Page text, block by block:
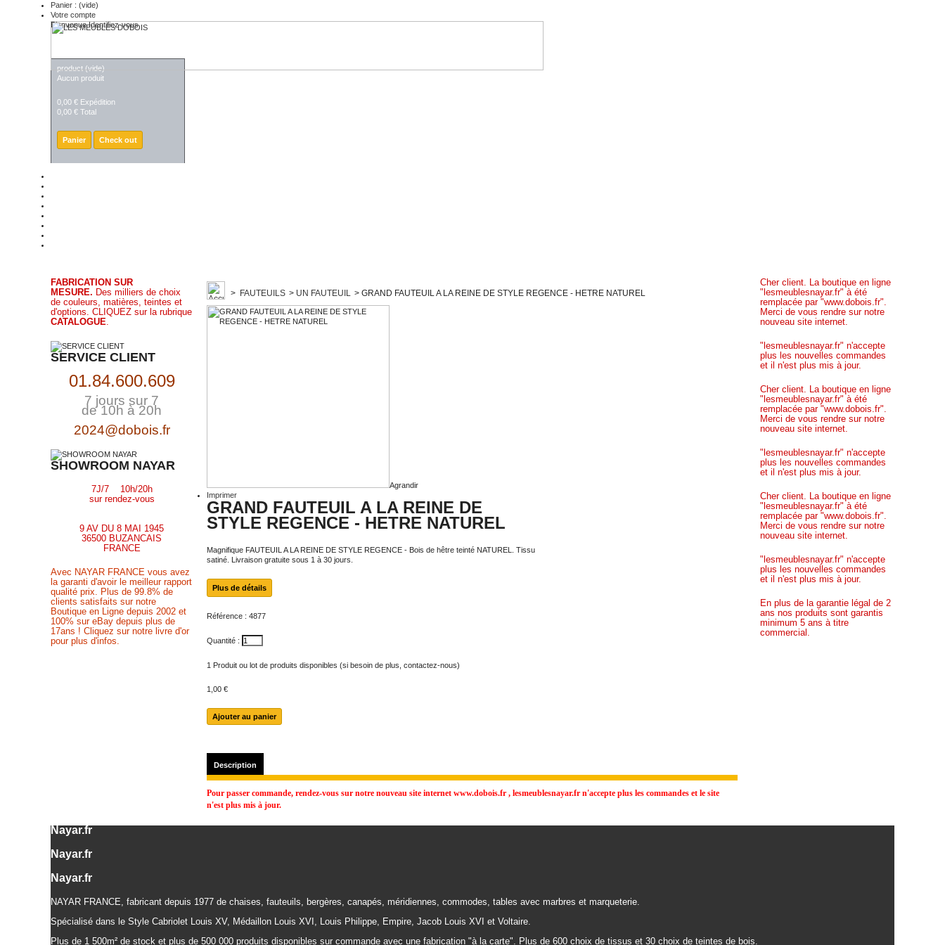
Panier : (vide)
Votre compte
BienvenueIdentifiez-vous
product (vide)
Aucun produit
0,00 € Expédition
0,00 € Total
Panier Check out
FABRICATION SUR
MESURE. Des milliers de choix
de couleurs, matières, teintes et
d'options. CLIQUEZ sur la rubrique
CATALOGUE
SERVICE CLIENT
01.84.600.609
7 jours sur 7
de 10h à 20h
2024@dobois.fr
SHOWROOM NAYAR
7J/7 10h/20h
sur rendez-vous
9 AV DU 8 MAI 1945
36500 BUZANCAIS
FRANCE
Avec NAYAR FRANCE vous avez
la garanti d'avoir le meilleur rapport
qualité prix. Plus de 99.8% de
clients satisfaits sur notre
Boutique en Ligne depuis 2002 et
100% sur eBay depuis plus de
17ans ! Cliquez sur notre livre d'or
pour plus d'infos.
> FAUTEUILS > UN FAUTEUIL > GRAND FAUTEUIL A LA REINE DE STYLE REGENCE - HETRE NATUREL
Agrandir
Imprimer
GRAND FAUTEUIL A LA REINE DE
STYLE REGENCE - HETRE NATUREL
Magnifique FAUTEUIL A LA REINE DE STYLE REGENCE - Bois de hêtre teinté NATUREL. Tissu
satiné. Livraison gratuite sous 1 à 30 jours.
Plus de détails
Référence : 4877
Quantité :
1 Produit ou lot de produits disponibles (si besoin de plus, contactez-nous)
1,00 €
Description
Pour passer commande, rendez-vous sur notre nouveau site internet www.dobois.fr , lesmeublesnayar.fr n'accepte plus les commandes et le site
n'est plus mis à jour.
Cher client. La boutique en ligne
"lesmeublesnayar.fr" à été
remplacée par "www.dobois.fr".
Merci de vous rendre sur notre
nouveau site internet.
"lesmeublesnayar.fr" n'accepte
plus les nouvelles commandes
et il n'est plus mis à jour.
Cher client. La boutique en ligne
"lesmeublesnayar.fr" à été
remplacée par "www.dobois.fr".
Merci de vous rendre sur notre
nouveau site internet.
"lesmeublesnayar.fr" n'accepte
plus les nouvelles commandes
et il n'est plus mis à jour.
Cher client. La boutique en ligne
"lesmeublesnayar.fr" à été
remplacée par "www.dobois.fr".
Merci de vous rendre sur notre
nouveau site internet.
"lesmeublesnayar.fr" n'accepte
plus les nouvelles commandes
et il n'est plus mis à jour.
En plus de la garantie légal de 2
ans nos produits sont garantis
minimum 5 ans à titre
commercial.
Nayar.fr
Nayar.fr
Nayar.fr
NAYAR FRANCE, fabricant depuis 1977 de chaises, fauteuils, bergères, canapés, méridiennes, commodes, tables avec marbres et marqueterie.
Spécialisé dans le Style Cabriolet Louis XV, Médaillon Louis XVI, Louis Philippe, Empire, Jacob Louis XVI et Voltaire.
Plus de 1 500m² de stock et plus de 500 000 produits disponibles sur commande avec une fabrication "à la carte". Plus de 600 choix de tissus et 30 choix de teintes de bois.